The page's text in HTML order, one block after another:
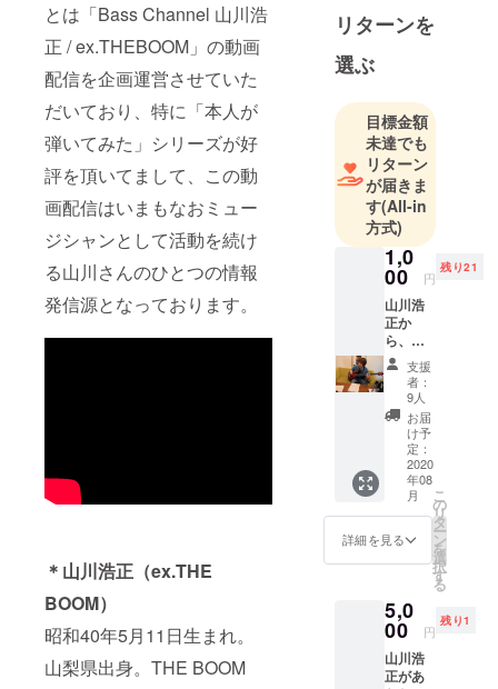
とは「Bass Channel 山川浩
正 / ex.THEBOOM」の動画
配信を企画運営させていた
だいており、特に「本人が
弾いてみた」シリーズが好
評を頂いてまして、この動
画配信はいまもなおミュー
ジシャンとして活動を続け
る山川さんのひとつの情報
発信源となっております。
＊山川浩正（ex.THE
BOOM）
昭和40年5月11日生まれ。
山梨県出身。THE BOOM
業を行う傍
ら、自費で
山川浩正を
支援。初期
の頃からの
THE BOOM
ファン。現
在、山川浩
正氏の動画
配信、
Twitter、
Instagramの
企画や運営
などに携わ
る。動画な
どではMCも
担当。
リターンを
選ぶ
目標金額
未達でも
リターン
が届きま
す(All-in
方式)
1,0
00 円
残り21
山川浩
正か
ら、あ
なたあ
てに支
援に対
するお
礼の
メール
が届き
ます。
備考欄
にあな
たから
山川へ
のメッ
をお送
りくだ
さい。
それに
対する
支援
者：
9人
お届
け予
定：
2020
年08
月
詳細を見る
こ
の
リ
タ
ー
ン
を
選
択
す
る
5,0
00 円
残り1
山川浩
正があ